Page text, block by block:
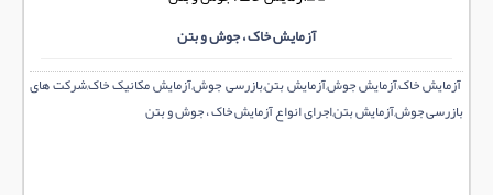
آزمایش خاک ، جوش و بتن
آزمایش خاک,آزمایش جوش,آزمایش بتن,بازرسی جوش,آزمایش مکانیک خاک,شرکت های
بازرسی جوش,آزمایش بتن,اجرای انواع آزمایش خاک ، جوش و بتن